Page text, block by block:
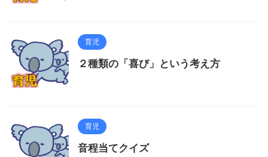
育児
２種類の「喜び」という考え方
育児
音程当てクイズ